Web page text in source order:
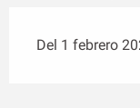
Del 1 febrero